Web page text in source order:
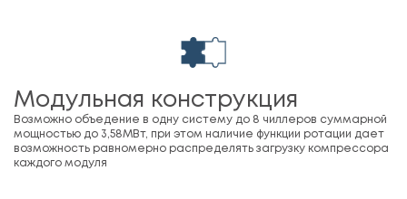
Модульная конструкция
Возможно объедение в одну систему до 8 чиллеров суммарной
мощностью до 3,58МВт, при этом наличие функции ротации дает
возможность равномерно распределять загрузку компрессора
каждого модуля